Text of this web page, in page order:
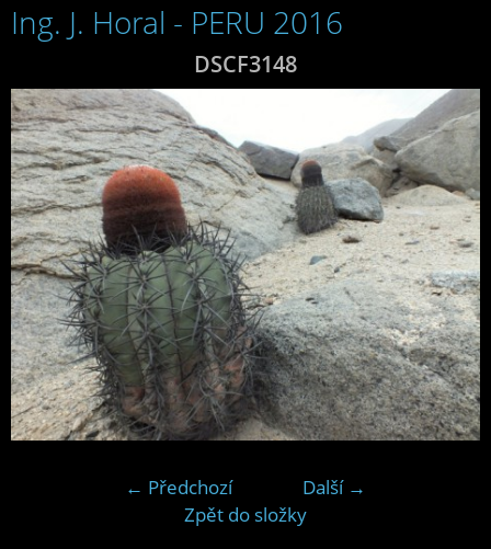
Ing. J. Horal - PERU 2016
DSCF3148
← Předchozí
Další →
Zpět do složky